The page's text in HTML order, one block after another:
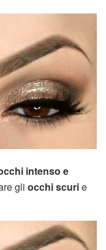
intenso e
gli occhi scurie